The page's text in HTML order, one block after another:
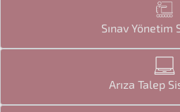
Sınav Yönetim
Arıza Talep